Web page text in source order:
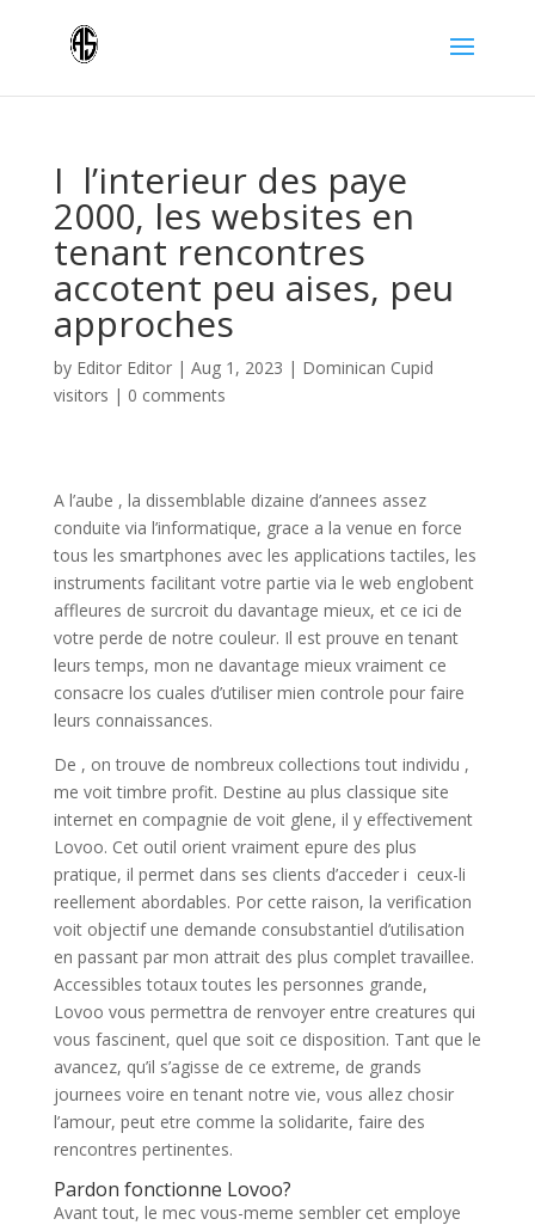
I l’interieur des paye
2000, les websites en
tenant rencontres
accotent peu aises, peu
approches
by Editor Editor| Aug 1, 2023 | Dominican Cupid
visitors | 0 comments
A l’aube , la dissemblable dizaine d’annees assez
conduite via l’informatique, grace a la venue en force
tous les smartphones avec les applications tactiles, les
instruments facilitant votre partie via le web englobent
affleures de surcroit du davantage mieux, et ce ici de
votre perde de notre couleur. Il est prouve en tenant
leurs temps, mon ne davantage mieux vraiment ce
consacre los cuales d’utiliser mien controle pour faire
leurs connaissances.
De , on trouve de nombreux collections tout individu ,
me voit timbre profit. Destine au plus classique site
internet en compagnie de voit glene, il y effectivement
Lovoo. Cet outil orient vraiment epure des plus
pratique, il permet dans ses clients d’acceder i ceux-li
reellement abordables. Por cette raison, la verification
voit objectif une demande consubstantiel d’utilisation
en passant par mon attrait des plus complet travaillee.
Accessibles totaux toutes les personnes grande,
Lovoo vous permettra de renvoyer entre creatures qui
vous fascinent, quel que soit ce disposition. Tant que le
avancez, qu’il s’agisse de ce extreme, de grands
journees voire en tenant notre vie, vous allez chosir
l’amour, peut etre comme la solidarite, faire des
rencontres pertinentes.
Pardon fonctionne Lovoo?
Avant tout, le mec vous-meme sembler cet employe